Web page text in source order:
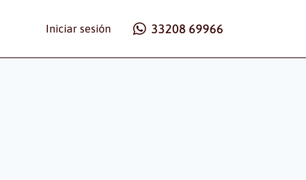
Iniciar sesión 33208 69966